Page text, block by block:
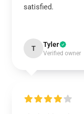
satisfied.
T Tyler
Verified owner